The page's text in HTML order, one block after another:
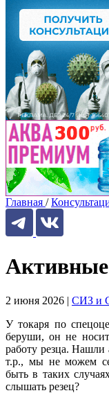
Главная /
2 июня 2026 | СИЗ и
У токаря по
беруши, он не
работу резца.
т.р., мы не можем
быть в таких
слышать резец?